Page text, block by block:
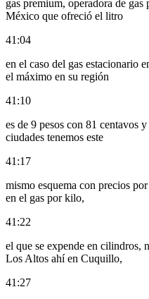
gas premium, operadora de
México que ofreció el litro
41:04
en el caso del gas estacionario
el máximo en su región
41:10
es de 9 pesos con 81 centavos
ciudades tenemos este
41:17
mismo esquema con precios
en el gas por kilo,
41:22
el que se expende en cilindros,
Los Altos ahí en Cuquillo,
41:27